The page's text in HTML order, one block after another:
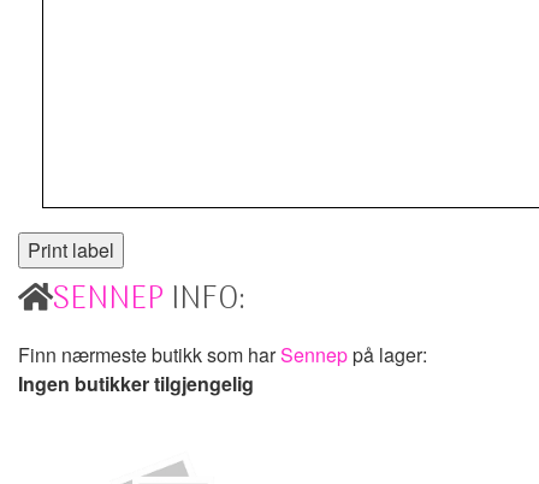
SENNEP INFO:
Finn nærmeste butikk som harSenneppå lager:
Ingen butikker tilgjengelig